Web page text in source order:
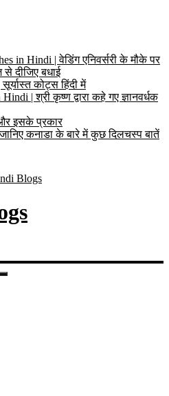
in Hindi | वेडिंग एनिवर्सरी के मौके पर
दीजिए बधाई
कोट्स हिंदी में
| श्री कृष्ण द्वारा कहे गए ज्ञानवर्धक
इसके प्रकार
कनाडा के बारे में कुछ दिलचस्प बातें